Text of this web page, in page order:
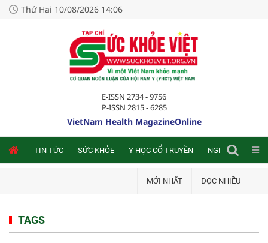
Thứ Hai 10/08/2026 14:06
E-ISSN 2734 - 9756
P-ISSN 2815 - 6285
VietNam Health MagazineOnline
TIN TỨC SỨC KHỎE Y HỌC CỔ TRUYỀN NGHIÊN CỨU
MỚI NHẤT ĐỌC NHIỀU
TAGS